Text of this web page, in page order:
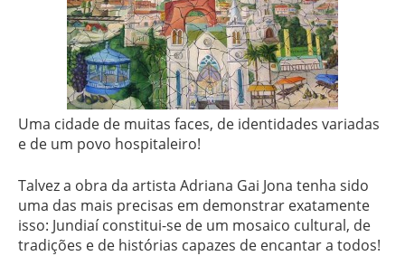
Uma cidade de muitas faces, de identidades variadas
e de um povo hospitaleiro!
Talvez a obra da artista Adriana Gai Jona tenha sido
uma das mais precisas em demonstrar exatamente
isso: Jundiaí constitui-se de um mosaico cultural, de
tradições e de histórias capazes de encantar a todos!